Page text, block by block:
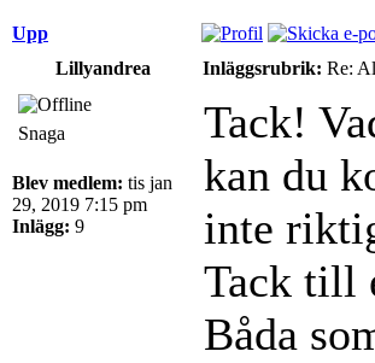
Upp
Lillyandrea
Inläggsrubrik: Re:
Snaga
Blev medlem: tis jan
29, 2019 7:15 pm
Inlägg: 9
Tack!
kan du
inte
Tack till
Båda